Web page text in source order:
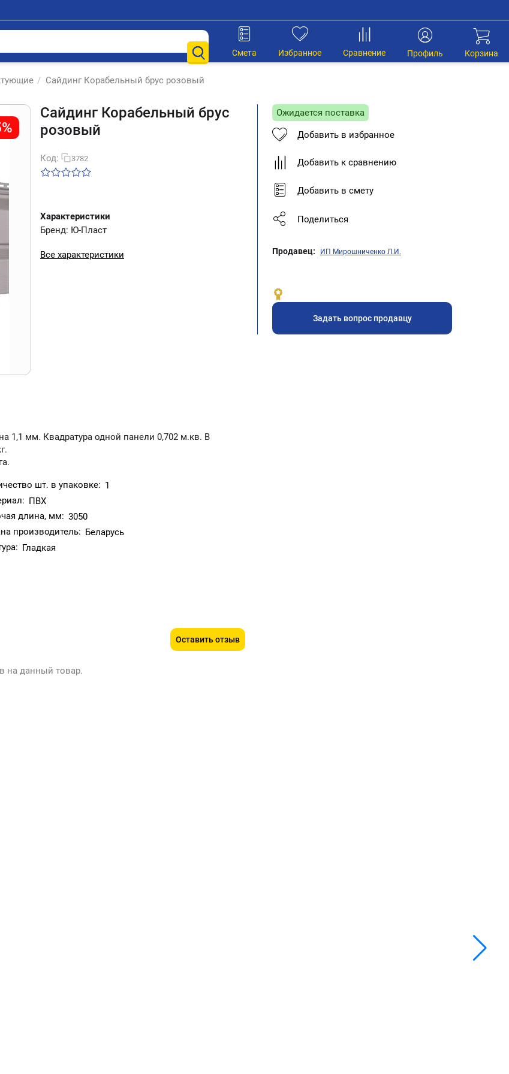
Корзина
Профиль
Сравнение
Избранное
Смета
/ Сайдинг Корабельный брус розовый
Сайдинг Корабельный брус
розовый
Код: 3782
Характеристики
Бренд: Ю-Пласт
Все характеристики
1,1 мм. Квадратура одной панели 0,702 м.кв. В
шт. в упаковке: 1
ПВХ
длина, мм: 3050
производитель: Беларусь
Гладкая
Оставить отзыв
на данный товар.
Ожидается поставка
Добавить в избранное
Добавить к сравнению
Добавить в смету
Поделиться
Продавец: ИП Мирошниченко Л.И.
Задать вопрос продавцу